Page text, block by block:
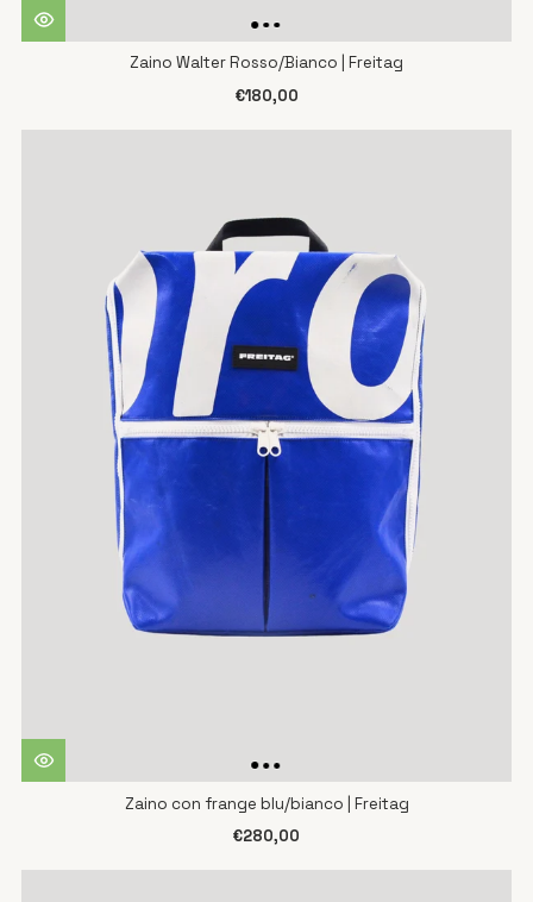
Zaino Walter Rosso/Bianco | Freitag
€180,00
Zaino con frange blu/bianco | Freitag
€280,00